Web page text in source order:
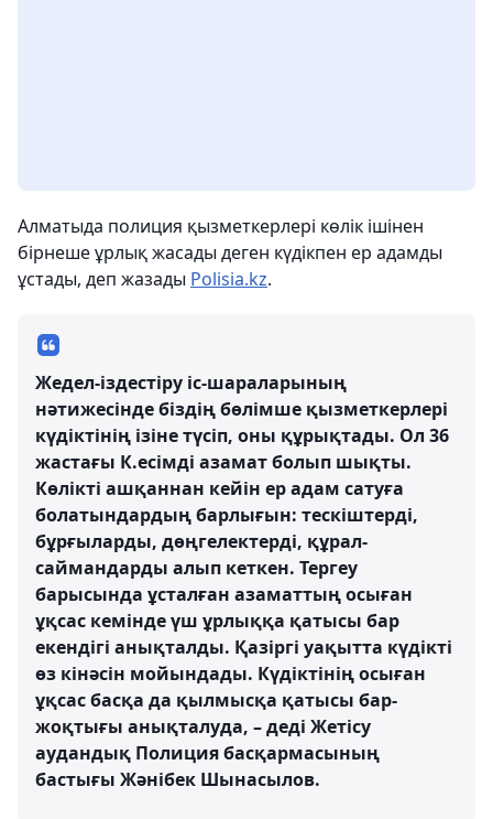
Алматыда полиция қызметкерлері көлік ішінен
бірнеше ұрлық жасады деген күдікпен ер адамды
ұстады, деп жазады Polisia.kz.
Жедел-іздестіру іс-шараларының
нәтижесінде біздің бөлімше қызметкерлері
күдіктінің ізіне түсіп, оны құрықтады. Ол 36
жастағы К.есімді азамат болып шықты.
Көлікті ашқаннан кейін ер адам сатуға
болатындардың барлығын: тескіштерді,
бұрғыларды, дөңгелектерді, құрал-
саймандарды алып кеткен. Тергеу
барысында ұсталған азаматтың осыған
ұқсас кемінде үш ұрлыққа қатысы бар
екендігі анықталды. Қазіргі уақытта күдікті
өз кінәсін мойындады. Күдіктінің осыған
ұқсас басқа да қылмысқа қатысы бар-
жоқтығы анықталуда, – деді Жетісу
аудандық Полиция басқармасының
бастығы Жәнібек Шынасылов.